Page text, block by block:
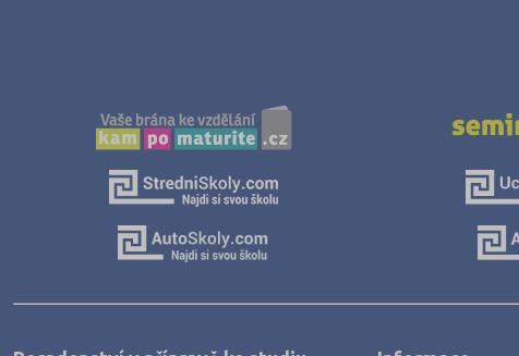
Svitavy (105)
Šumperk (111)